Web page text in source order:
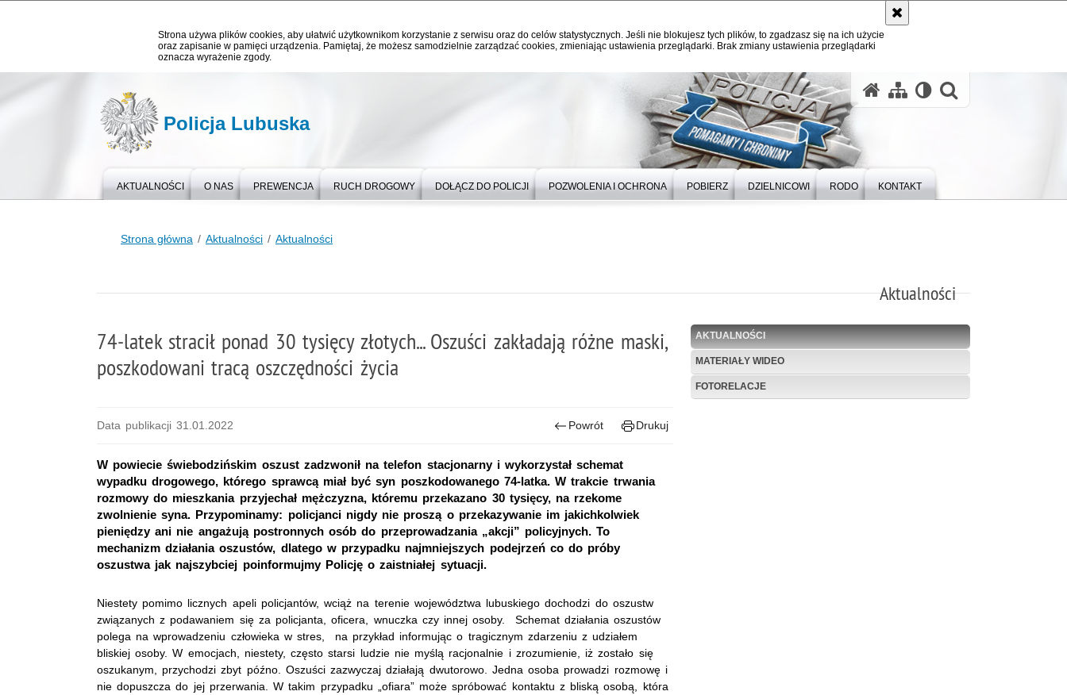
Strona używa plików cookies, aby ułatwić użytkownikom korzystanie z serwisu oraz do celów statystycznych. Jeśli nie blokujesz tych plików, to zgadzasz się na ich użycie
oraz zapisanie w pamięci urządzenia. Pamiętaj, że możesz samodzielnie zarządzać cookies, zmieniając ustawienia przeglądarki. Brak zmiany ustawienia przeglądarki
oznacza wyrażenie zgody.
Policja Lubuska
AKTUALNOŚCI O NAS PREWENCJA RUCH DROGOWY DOŁĄCZ DO POLICJI POZWOLENIA I OCHRONA POBIERZ DZIELNICOWI RODO KONTAKT
Strona główna Aktualności Aktualności
Aktualności
74-latek stracił ponad 30 tysięcy złotych... Oszuści zakładają różne maski,
poszkodowani tracą oszczędności życia
Data publikacji 31.01.2022 Powrót Drukuj
W powiecie świebodzińskim oszust zadzwonił na telefon stacjonarny i wykorzystał schemat
wypadku drogowego, którego sprawcą miał być syn poszkodowanego 74-latka. W trakcie trwania
rozmowy do mieszkania przyjechał mężczyzna, któremu przekazano 30 tysięcy, na rzekome
zwolnienie syna. Przypominamy: policjanci nigdy nie proszą o przekazywanie im jakichkolwiek
pieniędzy ani nie angażują postronnych osób do przeprowadzania „akcji” policyjnych. To
mechanizm działania oszustów, dlatego w przypadku najmniejszych podejrzeń co do próby
oszustwa jak najszybciej poinformujmy Policję o zaistniałej sytuacji.
Niestety pomimo licznych apeli policjantów, wciąż na terenie województwa lubuskiego dochodzi do oszustw
związanych z podawaniem się za policjanta, oficera, wnuczka czy innej osoby. Schemat działania oszustów
polega na wprowadzeniu człowieka w stres,
na przykład informując o tragicznym zdarzeniu z udziałem
bliskiej osoby. W emocjach, niestety, często starsi ludzie nie myślą racjonalnie i zrozumienie, iż zostało się
oszukanym, przychodzi zbyt późno. Oszuści zazwyczaj działają dwutorowo. Jedna osoba prowadzi rozmowę i
nie dopuszcza do jej przerwania. W takim przypadku „ofiara” może spróbować kontaktu z bliską osobą, która
AKTUALNOŚCI
MATERIAŁY WIDEO
FOTORELACJE